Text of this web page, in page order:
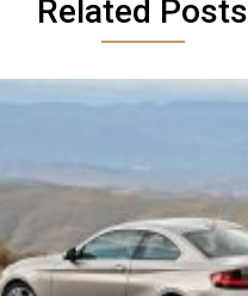
Related Posts